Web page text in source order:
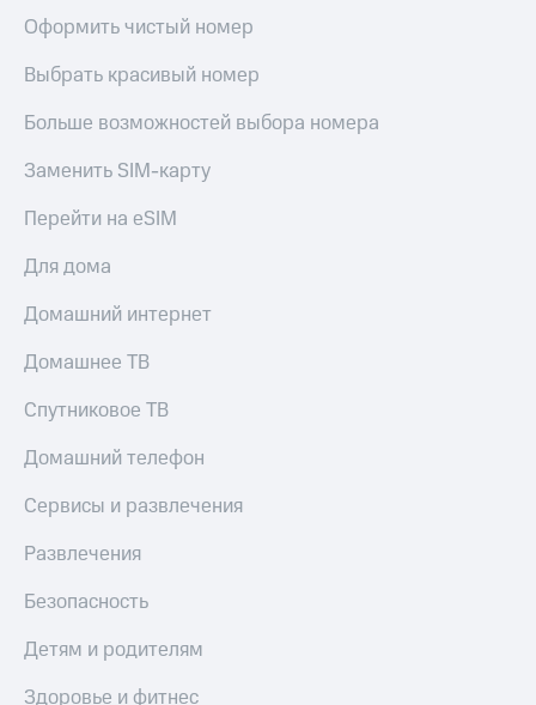
Оформить чистый номер
Выбрать красивый номер
Больше возможностей выбора номера
Заменить SIM-карту
Перейти на eSIM
Для дома
Домашний интернет
Домашнее ТВ
Спутниковое ТВ
Домашний телефон
Сервисы и развлечения
Развлечения
Безопасность
Детям и родителям
Здоровье и фитнес